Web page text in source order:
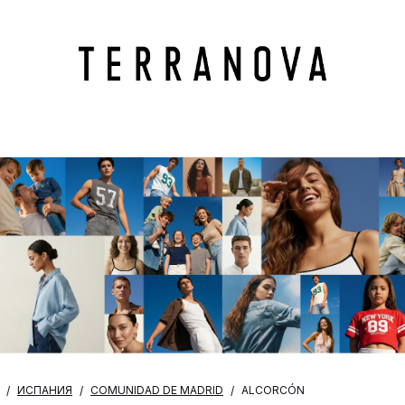
ИСПАНИЯ COMUNIDAD DE MADRID ALCORCÓN